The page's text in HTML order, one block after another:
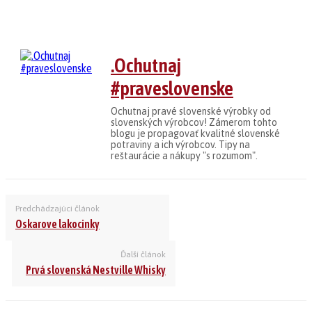
.Ochutnaj
#praveslovenske
Ochutnaj pravé slovenské výrobky od
slovenských výrobcov! Zámerom tohto
blogu je propagovať kvalitné slovenské
potraviny a ich výrobcov. Tipy na
reštaurácie a nákupy "s rozumom".
Predchádzajúci článok
Oskarove lakocinky
Ďalší článok
Prvá slovenská Nestville Whisky